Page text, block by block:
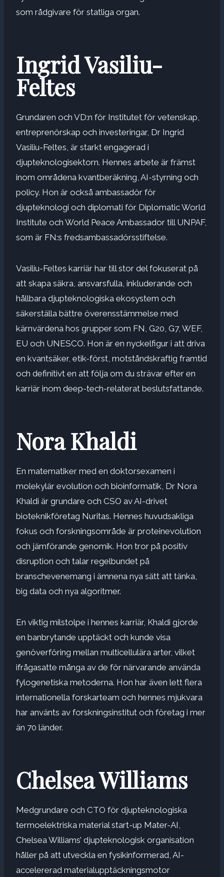
som rådgivare för statliga organ.
Ingrid Vasiliu-
Feltes
Grundaren och VD:n för Institutet för vetenskap,
entreprenörskap och investeringar, Dr Ingrid
Vasiliu-Feltes, är starkt engagerad i
djupteknologisektorn. Hennes arbete är främst
inom områdena kvantberäkning, AI-styrning och
policy. Hon är också ambassadör för
djupteknologi och diplomati för Diplomatic World
Institute och World Peace Ambassador till UNPAF,
som är FN:s fredsambassadörsstiftelse.
Vasiliu-Feltes karriär har till stor del fokuserat på
att skapa säkra, ansvarsfulla, inkluderande och
hållbara djupteknologiska ekosystem och
säkerställa bättre överensstämmelse med
kärnvärdena hos grupper som FN, G20, G7, WEF,
EU och UNESCO. Hon är en nyckelfigur i att driva
en kvantsäker, etik-först, motståndskraftig framtid
och definitivt en att följa om du strävar efter en
karriär inom deep-tech-relaterat beslutsfattande.
Nora Khaldi
En matematiker med en doktorsexamen i
molekylär evolution och bioinformatik, Dr Nora
Khaldi är grundare och CSO av AI-drivet
bioteknikföretag Nuritas. Hennes huvudsakliga
fokus och forskningsområde är proteinevolution
och jämförande genomik. Hon tror på positiv
disruption och talar regelbundet på
branschevenemang i ämnena nya sätt att tänka,
big data och nya algoritmer.
En viktig milstolpe i hennes karriär, Khaldi gjorde
en banbrytande upptäckt och kunde visa
genöverföring mellan multicellulära arter, vilket
ifrågasatte många av de för närvarande använda
fylogenetiska metoderna. Hon har även lett flera
internationella forskarteam och hennes mjukvara
har använts av forskningsinstitut och företag i mer
än 70 länder.
Chelsea Williams
Medgrundare och CTO för djupteknologiska
termoelektriska material start-up Mater-AI,
Chelsea Williams’ djupteknologisk organisation
håller på att utveckla en fysikinformerad, AI-
accelererad materialupptäckningsmotor